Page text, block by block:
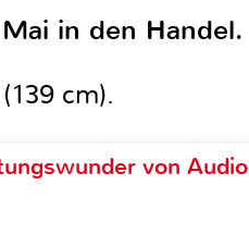
in den Handel.
cm).
von Audio